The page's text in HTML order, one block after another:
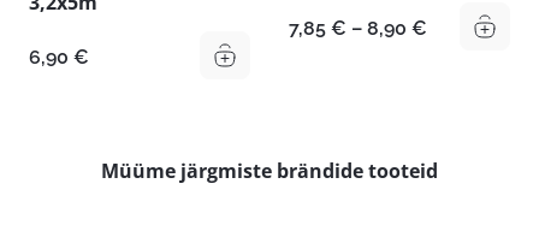
6,90 €
7,85 € – 8,90 €
Müüme järgmiste brändide tooteid